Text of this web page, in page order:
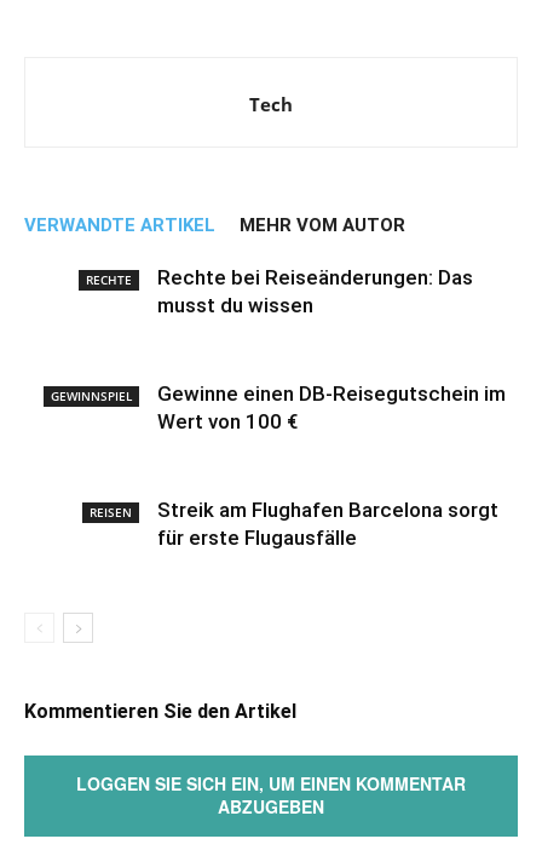
Tech
VERWANDTE ARTIKEL MEHR VOM AUTOR
RECHTE
Rechte bei Reiseänderungen: Das
musst du wissen
GEWINNSPIEL
Gewinne einen DB-Reisegutschein im
Wert von 100 €
REISEN
Streik am Flughafen Barcelona sorgt
für erste Flugausfälle
Kommentieren Sie den Artikel
LOGGEN SIE SICH EIN, UM EINEN KOMMENTAR
ABZUGEBEN